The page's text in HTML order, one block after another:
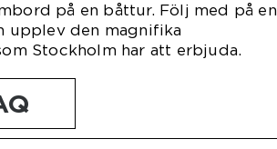
på en båttur. Följ med på en
upplev den magnifika
Stockholm har att erbjuda.